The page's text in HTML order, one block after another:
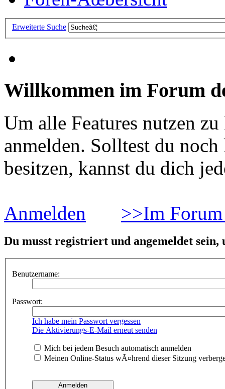
Erweiterte Suche
Willkommen im Forum
Um alle Features nutzen
anmelden. Solltest du
besitzen, kannst du dich
Anmelden >>Im
Du musst registriert und angemeldet
Benutzername:
Passwort:
Ich habe mein Passwort vergessen
Die Aktivierungs-E-Mail erneut senden
Mich bei jedem Besuch automatisch anmelden
Meinen Online-Status wÃ¤hrend dieser Sitzung